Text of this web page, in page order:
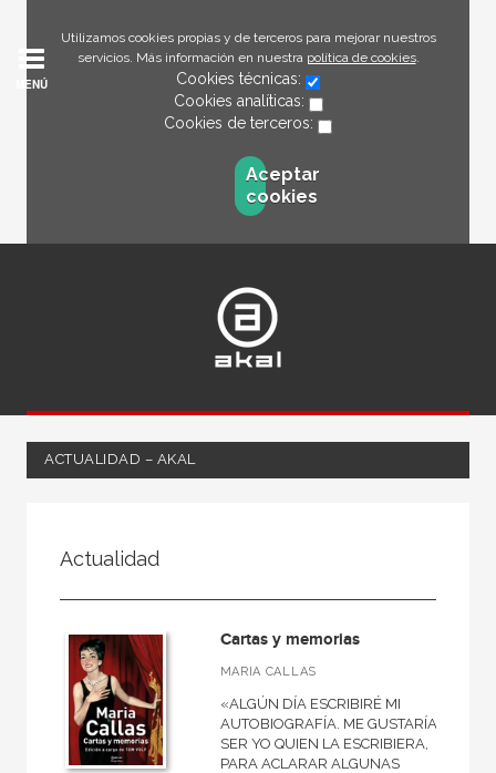
Utilizamos cookies propias y de terceros para mejorar nuestros
servicios. Más información en nuestra política de cookies.
Cookies técnicas:
Cookies analíticas:
Cookies de terceros:
Aceptar
cookies
MENÚ
ACTUALIDAD – AKAL
Actualidad
MATERIAS
Historia
Religión
Actualidad
Cartas y memorias
MARIA CALLAS
«ALGÚN DÍA ESCRIBIRÉ MI
AUTOBIOGRAFÍA. ME GUSTARÍA
SER YO QUIEN LA ESCRIBIERA,
PARA ACLARAR ALGUNAS